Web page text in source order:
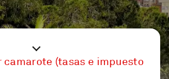
(tasas e impuesto